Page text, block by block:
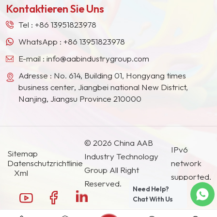
Südostasien, Japan, Südkorea und anderen
Ländern und Regionen geworden.
Kontaktieren Sie Uns
Tel : +86 13951823978
WhatsApp : +86 13951823978
E-mail : info@aabindustrygroup.com
Adresse : No. 614, Building 01, Hongyang times
business center, Jiangbei national New District,
Nanjing, Jiangsu Province 210000
Sitemap
Datenschutzrichtlinie
Xml
© 2026 China AAB
Industry Technology
Group All Right
Reserved.
IPv6
network
supported.
Need Help?
Chat With Us